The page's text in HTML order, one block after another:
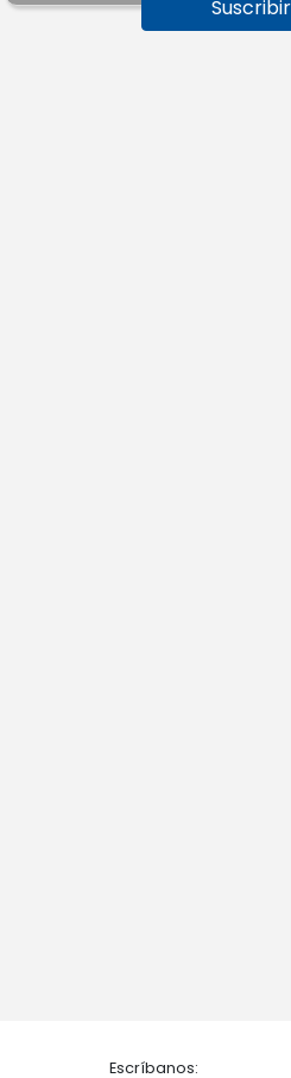
Escríbanos: